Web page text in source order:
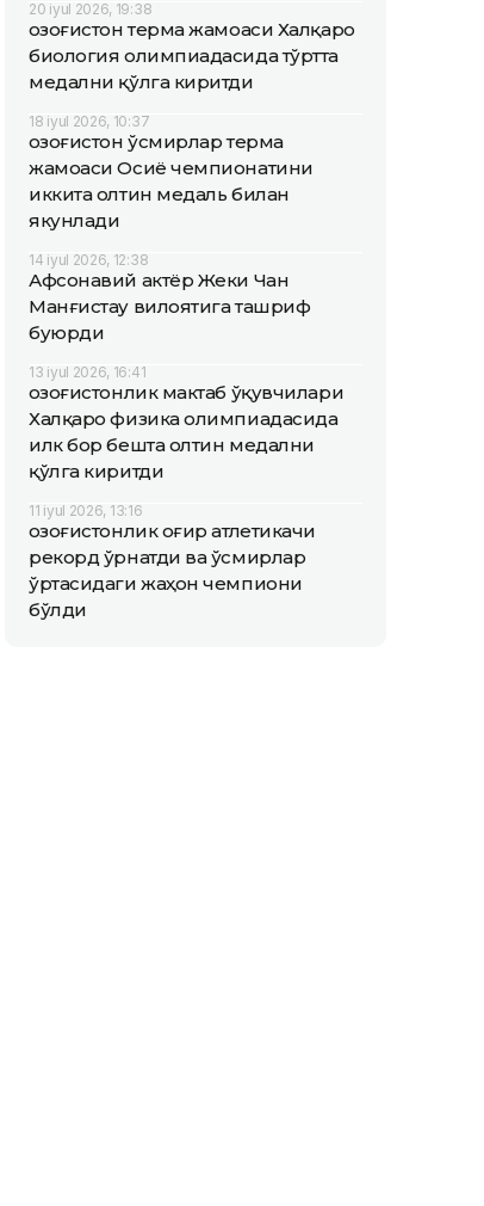
20 iyul 2026, 19:38
Қозоғистон терма жамоаси Халқаро
биология олимпиадасида тўртта
медални қўлга киритди
18 iyul 2026, 10:37
Қозоғистон ўсмирлар терма
жамоаси Осиё чемпионатини
иккита олтин медаль билан
якунлади
14 iyul 2026, 12:38
Афсонавий актёр Жеки Чан
Манғистау вилоятига ташриф
буюрди
13 iyul 2026, 16:41
Қозоғистонлик мактаб ўқувчилари
Халқаро физика олимпиадасида
илк бор бешта олтин медални
қўлга киритди
11 iyul 2026, 13:16
Қозоғистонлик оғир атлетикачи
рекорд ўрнатди ва ўсмирлар
ўртасидаги жаҳон чемпиони
бўлди